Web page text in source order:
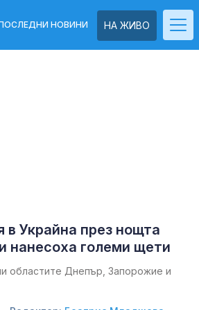
НА ЖИВО
НОВИНИ
в Украйна през нощта
нанесоха големи щети
областите Днепър, Запорожие и